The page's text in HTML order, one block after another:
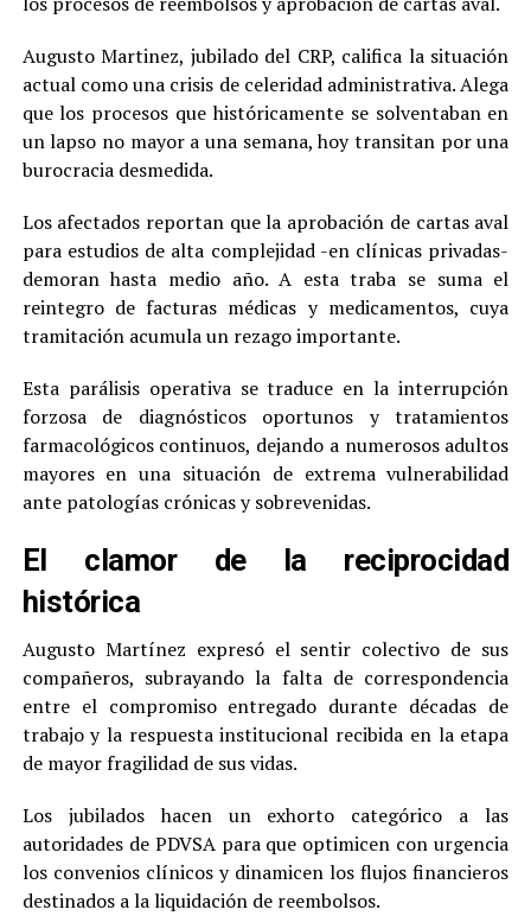
Augusto Martinez, jubilado del CRP, califica la situación
actual como una crisis de celeridad administrativa. Alega
que los procesos que históricamente se solventaban en
un lapso no mayor a una semana, hoy transitan por una
burocracia desmedida.
Los afectados reportan que la aprobación de cartas aval
para estudios de alta complejidad -en clínicas privadas-
demoran hasta medio año. A esta traba se suma el
reintegro de facturas médicas y medicamentos, cuya
tramitación acumula un rezago importante.
Esta parálisis operativa se traduce en la interrupción
forzosa de diagnósticos oportunos y tratamientos
farmacológicos continuos, dejando a numerosos adultos
mayores en una situación de extrema vulnerabilidad
ante patologías crónicas y sobrevenidas.
El clamor de la reciprocidad
histórica
Augusto Martínez expresó el sentir colectivo de sus
compañeros, subrayando la falta de correspondencia
entre el compromiso entregado durante décadas de
trabajo y la respuesta institucional recibida en la etapa
de mayor fragilidad de sus vidas.
Los jubilados hacen un exhorto categórico a las
autoridades de PDVSA para que optimicen con urgencia
los convenios clínicos y dinamicen los flujos financieros
destinados a la liquidación de reembolsos.